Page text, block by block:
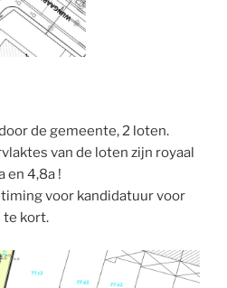
de gemeente, 2 loten.
van de loten zijn royaal
en 4,8a !
voor kandidatuur voor
te kort.